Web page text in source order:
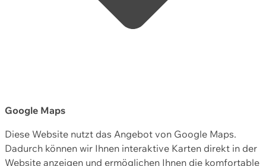
Google Maps
Diese Website nutzt das Angebot von Google Maps.
Dadurch können wir Ihnen interaktive Karten direkt in der
Website anzeigen und ermöglichen Ihnen die komfortable